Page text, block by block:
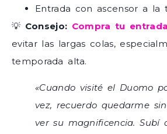
Entrada con ascensor a la
💡 Consejo: Compra tu
evitar las largas colas,
temporada alta.
«Cuando visité el Duomo
vez, recuerdo quedarme
ver su magnificencia. Subí